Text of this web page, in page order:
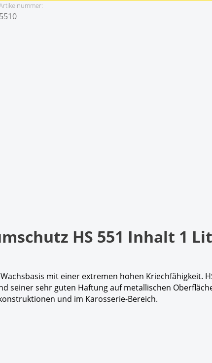
5510
HS 551 Inhalt 1
mit einer extremen hohen Kriechfähigkeit.
seiner sehr guten Haftung auf metallischen
und im Karosserie-Bereich.